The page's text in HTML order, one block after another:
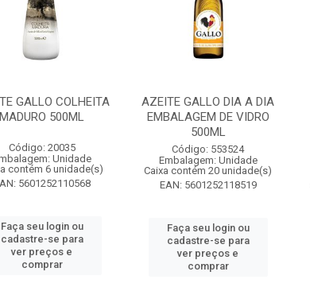
GALLO COLHEITA
MADURO 500ML
Código: 20035
Unidade
contém 6 unidade(s)
5601252110568
Faça seu login ou
cadastre-se para
ver preços e
comprar
AZEITE GALLO DIA A DIA
EMBALAGEM DE VIDRO
500ML
Código: 553524
Embalagem: Unidade
Caixa contém 20 unidade(s)
EAN: 5601252118519
Faça seu login ou
cadastre-se para
ver preços e
comprar